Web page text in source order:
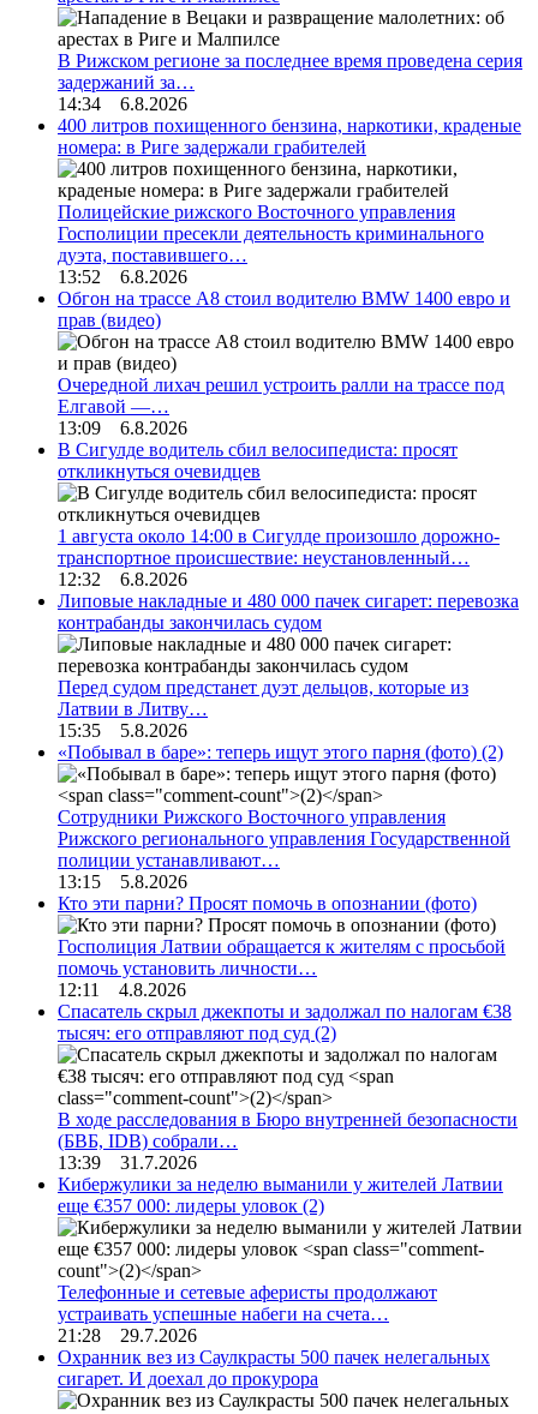
В Рижском регионе за последнее время проведена серия
задержаний за…
14:34 6.8.2026
400 литров похищенного бензина, наркотики, краденые
номера: в Риге задержали грабителей
Полицейские рижского Восточного управления
Госполиции пресекли деятельность криминального
дуэта, поставившего…
13:52 6.8.2026
Обгон на трассе А8 стоил водителю BMW 1400 евро и
прав (видео)
Очередной лихач решил устроить ралли на трассе под
Елгавой —…
13:09 6.8.2026
В Сигулде водитель сбил велосипедиста: просят
откликнуться очевидцев
1 августа около 14:00 в Сигулде произошло дорожно-
транспортное происшествие: неустановленный…
12:32 6.8.2026
Липовые накладные и 480 000 пачек сигарет: перевозка
контрабанды закончилась судом
Перед судом предстанет дуэт дельцов, которые из
Латвии в Литву…
15:35 5.8.2026
«Побывал в баре»: теперь ищут этого парня (фото) (2)
Сотрудники Рижского Восточного управления
Рижского регионального управления Государственной
полиции устанавливают…
13:15 5.8.2026
Кто эти парни? Просят помочь в опознании (фото)
Госполиция Латвии обращается к жителям с просьбой
помочь установить личности…
12:11 4.8.2026
Спасатель скрыл джекпоты и задолжал по налогам €38
тысяч: его отправляют под суд (2)
В ходе расследования в Бюро внутренней безопасности
(БВБ, IDB) собрали…
13:39 31.7.2026
Кибержулики за неделю выманили у жителей Латвии
еще €357 000: лидеры уловок (2)
Телефонные и сетевые аферисты продолжают
устраивать успешные набеги на счета…
21:28 29.7.2026
Охранник вез из Саулкрасты 500 пачек нелегальных
сигарет. И доехал до прокурора